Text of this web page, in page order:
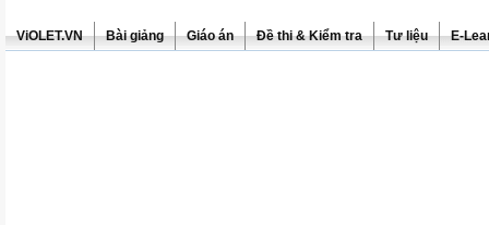
ViOLET.VN Bài giảng Giáo án Đề thi & Kiểm tra Tư liệu E-